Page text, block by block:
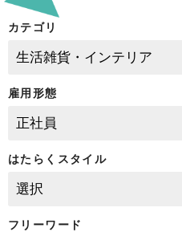
カテゴリ
雇用形態
はたらくスタイル
フリーワード